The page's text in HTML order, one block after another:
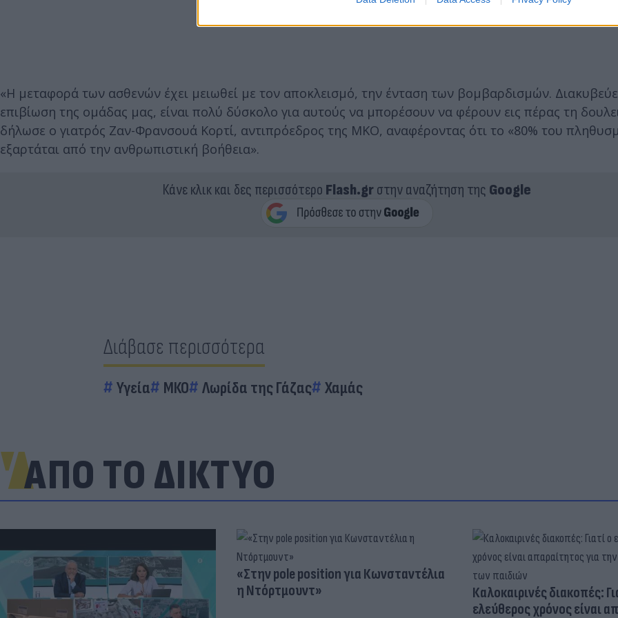
«Η μεταφορά των ασθενών έχει μειωθεί με τον αποκλεισμό, την ένταση των βομβαρδισμών.
επιβίωση της ομάδας μας, είναι πολύ δύσκολο για αυτούς να μπορέσουν να φέρουν εις πέρας τη
δήλωσε ο γιατρός Ζαν-Φρανσουά Κορτί, αντιπρόεδρος της ΜΚΟ, αναφέροντας ότι το «80% του
εξαρτάται από την ανθρωπιστική βοήθεια».
Κάνε κλικ και δες περισσότερο Flash.grστην αναζήτηση της Google
Διάβασε περισσότερα
Υγεία ΜΚΟ Λωρίδα της Γάζας Χαμάς
ΑΠΟ ΤΟ ΔΙΚΤΥΟ
«Στην pole position για Κωνσταντέλια
η Ντόρτμουντ»
Καλοκαιρινές διακοπές:
ελεύθερος χρόνος είναι